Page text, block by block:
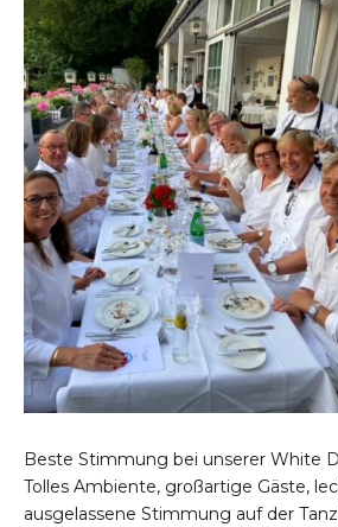
Beste Stimmung bei unserer White
Tolles Ambiente, großartige Gäste,
ausgelassene Stimmung auf der